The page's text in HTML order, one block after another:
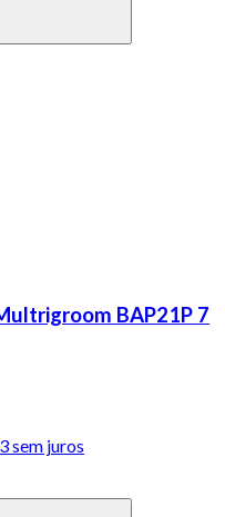
BAP21P 7
sem juros